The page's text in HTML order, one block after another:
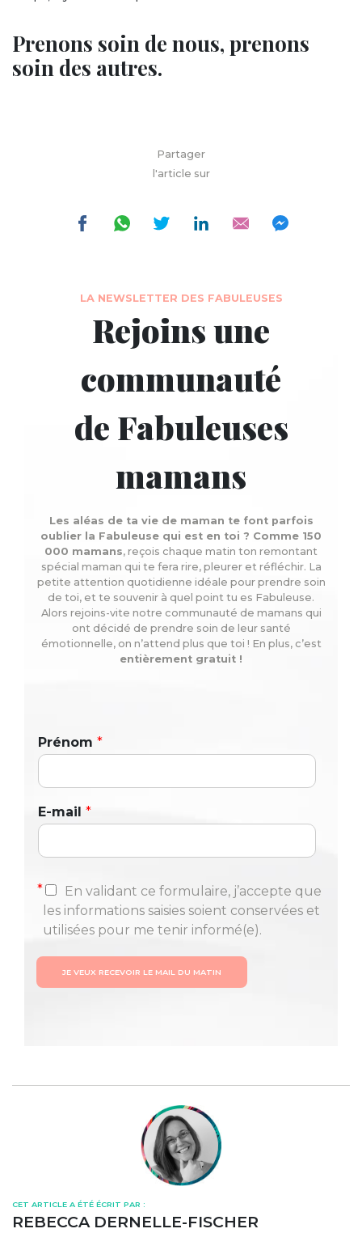
Prenons soin de nous, prenons
soin des autres.
Partager
l'article sur
LA NEWSLETTER DES FABULEUSES
Rejoins une
communauté
de Fabuleuses
mamans
Les aléas de ta vie de maman te font parfois
oublier la Fabuleuse qui est en toi ? Comme 150
000 mamans, reçois chaque matin ton remontant
spécial maman qui te fera rire, pleurer et réfléchir. La
petite attention quotidienne idéale pour prendre soin
de toi, et te souvenir à quel point tu es Fabuleuse.
Alors rejoins-vite notre communauté de mamans qui
ont décidé de prendre soin de leur santé
émotionnelle, on n’attend plus que toi ! En plus, c’est
entièrement gratuit !
Prénom *
E-mail *
*
En validant ce formulaire, j’accepte que
les informations saisies soient conservées et
utilisées pour me tenir informé(e).
JE VEUX RECEVOIR LE MAIL DU MATIN
CET ARTICLE A ÉTÉ ÉCRIT PAR :
REBECCA DERNELLE-FISCHER